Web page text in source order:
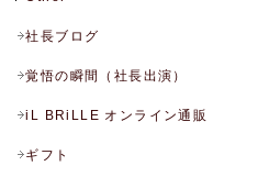
社長ブログ
覚悟の瞬間（社長出演）
iL BRiLLE オンライン通販
ギフト